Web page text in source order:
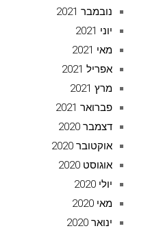
נובמבר 2021
יוני 2021
מאי 2021
אפריל 2021
מרץ 2021
פברואר 2021
דצמבר 2020
אוקטובר 2020
אוגוסט 2020
יולי 2020
מאי 2020
ינואר 2020